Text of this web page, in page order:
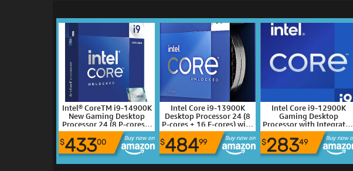
Intel® CoreTM i9-14900K
New Gaming Desktop
Processor 24 (8 P-cores +
16 E-cores) with
Integrated Graphics -
Unlocked
$43300
Intel Core i9-13900K
Desktop Processor 24 (8
P-cores + 16 E-cores) with
Integrated Graphics -
Unlocked
$48499
Intel Core i9-12900K
Gaming Desktop
Processor with Integrated
Graphics and 16 (8P+8E)
Cores up to 5.2 GHz
Unlocked LGA1700 600
Series Chipset 125W
$28349